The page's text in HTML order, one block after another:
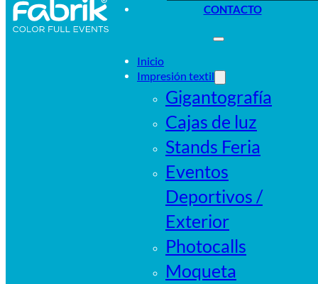
CONTACTO
Inicio
Impresión textil
Gigantografía
Cajas de luz
Stands Feria
Eventos
Deportivos /
Exterior
Photocalls
Moqueta